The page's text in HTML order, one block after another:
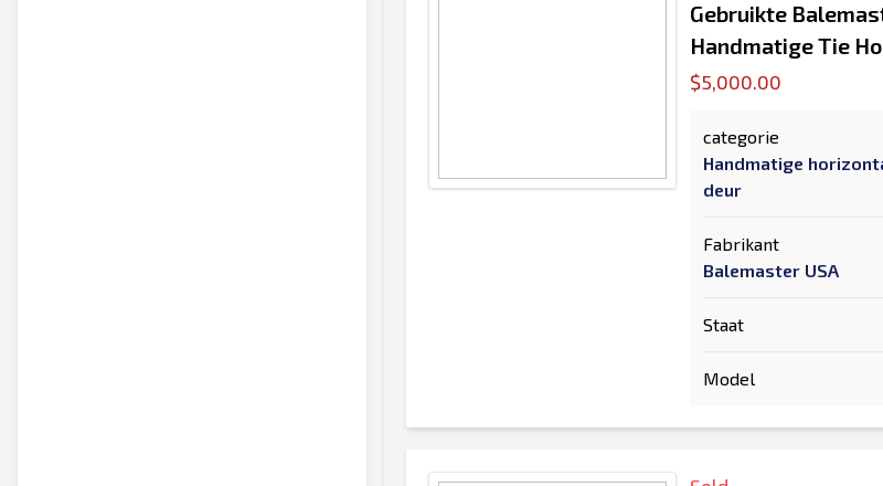
Gebruikte
Handmatige Tie
$5,000.00
categorie
Handmatige
deur
Fabrikant
Balemaster USA
Staat
Model